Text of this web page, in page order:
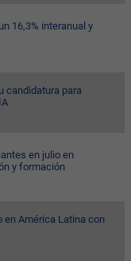
16,3% interanual y
candidatura para
en julio en
y formación
en América Latina con